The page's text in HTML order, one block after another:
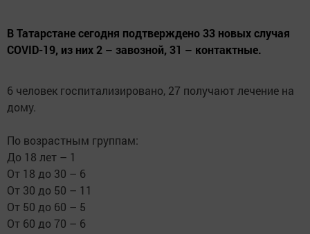
В Татарстане сегодня подтверждено 33 новых случая
COVID-19, из них 2 – завозной, 31 – контактные.
6 человек госпитализировано, 27 получают лечение на
дому.
По возрастным группам:
До 18 лет – 1
От 18 до 30 – 6
От 30 до 50 – 11
От 50 до 60 – 5
От 60 до 70 – 6